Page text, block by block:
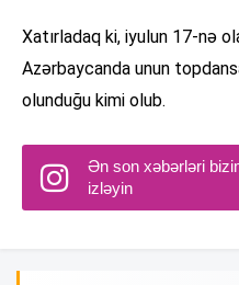
Xatırladaq ki, iyulun 17-nə
Azərbaycanda unun
olunduğu kimi olub.
Ən son xəbərləri
izləyin